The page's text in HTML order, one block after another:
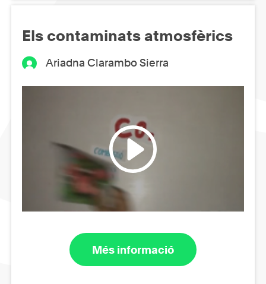
Els contaminats atmosfèrics
Ariadna Clarambo Sierra
Més informació